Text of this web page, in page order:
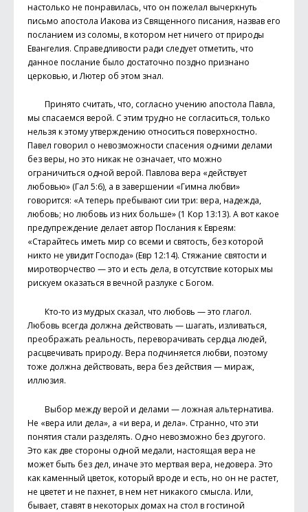
настолько не понравилась, что он пожелал вычеркнуть
письмо апостола Иакова из Священного писания, назвав его
посланием из соломы, в котором нет ничего от природы
Евангелия. Справедливости ради следует отметить, что
данное послание было достаточно поздно признано
церковью, и Лютер об этом знал.
Принято считать, что, согласно учению апостола Павла,
мы спасаемся верой. С этим трудно не согласиться, только
нельзя к этому утверждению относиться поверхностно.
Павел говорил о невозможности спасения одними делами
без веры, но это никак не означает, что можно
ограничиться одной верой. Павлова вера «действует
любовью» (Гал 5:6), а в завершении «Гимна любви»
говорится: «А теперь пребывают сии три: вера, надежда,
любовь; но любовь из них больше» (1 Кор 13:13). А вот какое
предупреждение делает автор Послания к Евреям:
«Старайтесь иметь мир со всеми и святость, без которой
никто не увидит Господа» (Евр 12:14). Стяжание святости и
миротворчество — это и есть дела, в отсутствие которых мы
рискуем оказаться в вечной разлуке с Богом.
Кто-то из мудрых сказал, что любовь — это глагол.
Любовь всегда должна действовать — шагать, изливаться,
преображать реальность, переворачивать сердца людей,
расцвечивать природу. Вера подчиняется любви, поэтому
тоже должна действовать, вера без действия — мираж,
иллюзия.
Выбор между верой и делами — ложная альтернатива.
Не «вера или дела», а «и вера, и дела». Странно, что эти
понятия стали разделять. Одно невозможно без другого.
Это как две стороны одной медали, настоящая вера не
может быть без дел, иначе это мертвая вера, недовера. Это
как каменный цветок, который вроде и есть, но он не растет,
не цветет и не пахнет, в нем нет никакого смысла. Или,
бывает, ставят в некоторых домах на стол в гостиной